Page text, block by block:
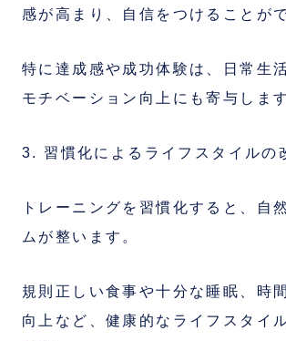
感が高まり、自信をつけることが
特に達成感や成功体験は、日常生
モチベーション向上にも寄与します
3. 習慣化によるライフスタイルの
トレーニングを習慣化すると、自
ムが整います。
規則正しい食事や十分な睡眠、時
向上など、健康的なライフスタイ